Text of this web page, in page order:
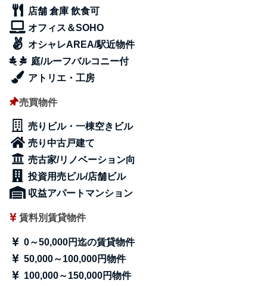
店舗 倉庫 飲食可
オフィス＆SOHO
オシャレAREA/駅近物件
庭/ルーフバルコニー付
アトリエ・工房
売買物件
売りビル・一棟空きビル
売り中古戸建て
売古家/リノベーション向
投資用売ビル/店舗ビル
収益アパートマンション
賃料別賃貸物件
0～50,000円迄の賃貸物件
50,000～100,000円物件
100,000～150,000円物件